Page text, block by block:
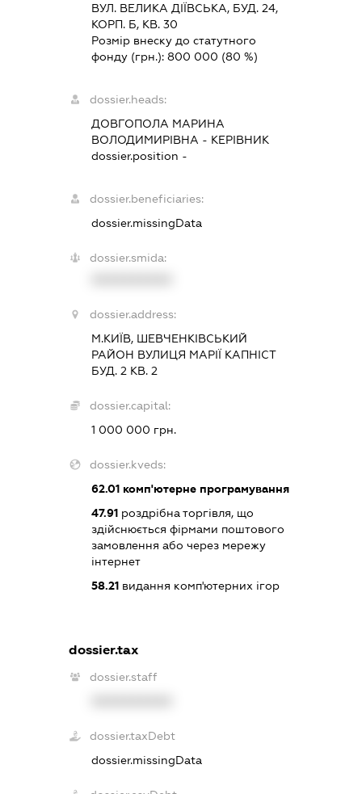
ВУЛ. ВЕЛИКА ДІЇВСЬКА, БУД. 24,
КОРП. Б, КВ. 30
Розмір внеску до статутного
фонду (грн.):800 000 (80 %)
dossier.heads:
ДОВГОПОЛА МАРИНА
ВОЛОДИМИРІВНА - КЕРІВНИК
dossier.position -
dossier.beneficiaries:
dossier.missingData
dossier.smida:
dossier.address:
М.КИЇВ, ШЕВЧЕНКІВСЬКИЙ
РАЙОН ВУЛИЦЯ МАРІЇ КАПНІСТ
БУД. 2 КВ. 2
dossier.capital:
1 000 000 грн.
dossier.kveds:
62.01 комп'ютерне програмування
47.91 роздрібна торгівля, що
здійснюється фірмами поштового
замовлення або через мережу
інтернет
58.21 видання комп'ютерних ігор
dossier.tax
dossier.staff
dossier.taxDebt
dossier.missingData